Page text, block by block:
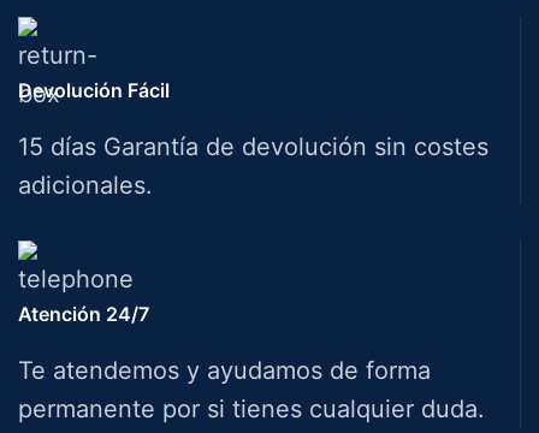
Devolución Fácil
15 días Garantía de devolución sin costes
adicionales.
Atención 24/7
Te atendemos y ayudamos de forma
permanente por si tienes cualquier duda.